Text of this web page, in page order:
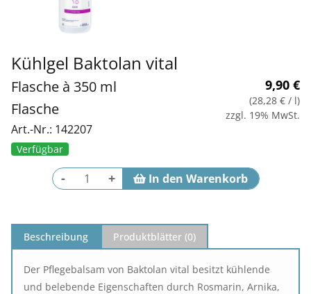
Kühlgel Baktolan vital
Flasche à 350 ml
Flasche
Art.-Nr.: 142207
Verfügbar
9,90 €
(28,28 € / l)
zzgl. 19% MwSt.
- +
Beschreibung Produktblätter (0)
Der Pflegebalsam von Baktolan vital besitzt kühlende
und belebende Eigenschaften durch Rosmarin, Arnika,